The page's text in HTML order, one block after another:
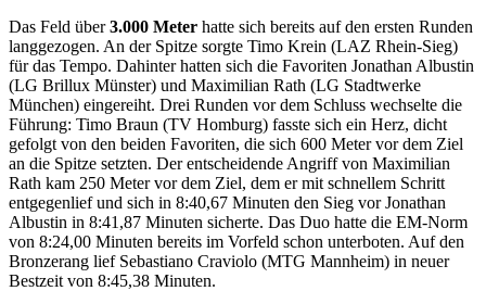
Das Feld über3.000 Meter hatte sich bereits auf den ersten Runden
langgezogen. An der Spitze sorgte Timo Krein (LAZ Rhein-Sieg)
für das Tempo. Dahinter hatten sich die Favoriten Jonathan Albustin
(LG Brillux Münster) und Maximilian Rath (LG Stadtwerke
München) eingereiht. Drei Runden vor dem Schluss wechselte die
Führung: Timo Braun (TV Homburg) fasste sich ein Herz, dicht
gefolgt von den beiden Favoriten, die sich 600 Meter vor dem Ziel
an die Spitze setzten. Der entscheidende Angriff von Maximilian
Rath kam 250 Meter vor dem Ziel, dem er mit schnellem Schritt
entgegenlief und sich in 8:40,67 Minuten den Sieg vor Jonathan
Albustin in 8:41,87 Minuten sicherte. Das Duo hatte die EM-Norm
von 8:24,00 Minuten bereits im Vorfeld schon unterboten. Auf den
Bronzerang lief Sebastiano Craviolo (MTG Mannheim) in neuer
Bestzeit von 8:45,38 Minuten.